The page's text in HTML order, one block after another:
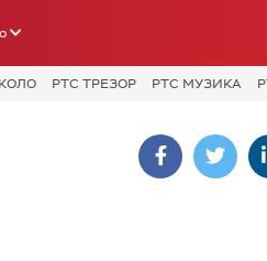
РТС ТРЕЗОР РТС МУЗИКА